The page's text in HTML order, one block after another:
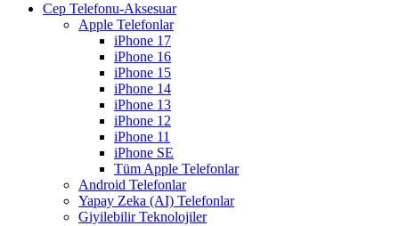
Cep Telefonu-Aksesuar
Apple Telefonlar
iPhone 17
iPhone 16
iPhone 15
iPhone 14
iPhone 13
iPhone 12
iPhone 11
iPhone SE
Tüm Apple Telefonlar
Android Telefonlar
Yapay Zeka (AI) Telefonlar
Giyilebilir Teknolojiler